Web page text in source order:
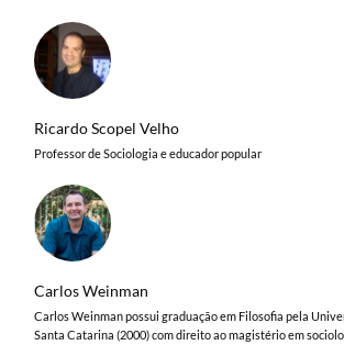
Ricardo Scopel Velho
Professor de Sociologia e educador popular
Carlos Weinman
Carlos Weinman possui graduação em Filosofia pela
Santa Catarina (2000) com direito ao magistério em